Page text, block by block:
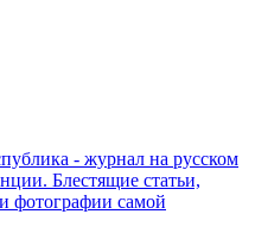
- журнал на русском
Блестящие статьи,
фотографии самой